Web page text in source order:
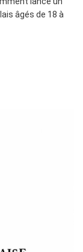
âgés de 18 à